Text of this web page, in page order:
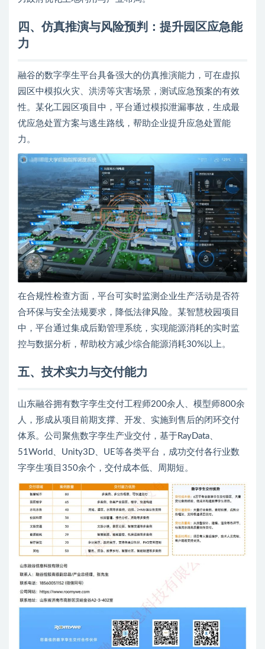
四、仿真推演与风险预判：提升园区应急能
力
融谷的数字孪生平台具备强大的仿真推演能力，可在虚拟
园区中模拟火灾、洪涝等灾害场景，测试应急预案的有效
性。某化工园区项目中，平台通过模拟泄漏事故，生成最
优应急处置方案与逃生路线，帮助企业提升应急处置能
力。
在合规性检查方面，平台可实时监测企业生产活动是否符
合环保与安全法规要求，降低法律风险。某智慧校园项目
中，平台通过集成后勤管理系统，实现能源消耗的实时监
控与数据分析，帮助校方减少综合能源消耗30%以上。
五、技术实力与交付能力
山东融谷拥有数字孪生交付工程师200余人、模型师800余
人，形成从项目前期支撑、开发、实施到售后的闭环交付
体系。公司聚焦数字孪生产业交付，基于RayData、
51World、Unity3D、UE等各类平台，成功交付各行业数
字孪生项目350余个，交付成本低、周期短。